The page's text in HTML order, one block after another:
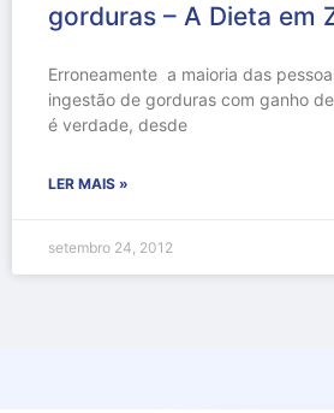
gorduras – A Dieta em
Erroneamente a maioria das
ingestão de gorduras com ganho
é verdade, desde
LER MAIS »
setembro 24, 2012